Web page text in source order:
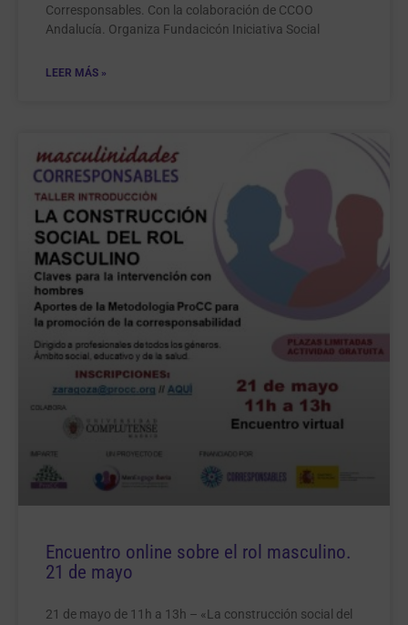
Corresponsables. Con la colaboración de CCOO
Andalucía. Organiza Fundacicón Iniciativa Social
LEER MÁS »
Encuentro online sobre el rol masculino.
21 de mayo
21 de mayo de 11h a 13h – «La construcción social del